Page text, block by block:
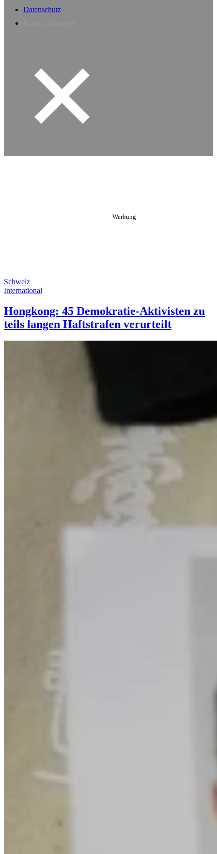
Datenschutz
Schweiz
International
Hongkong: 45 Demokratie-Aktivisten zu
teils langen Haftstrafen verurteilt